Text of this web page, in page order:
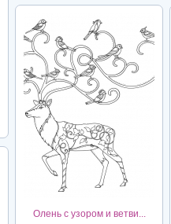
Олень с узором и ветви...